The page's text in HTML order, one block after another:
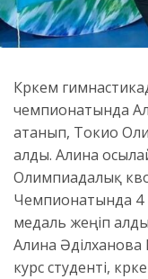
Көркем
чемпионатында
атанып, Токио
алды. Алина
Олимпиадалық
Чемпионатында 4
медаль жеңіп
Алина
курс студенті,